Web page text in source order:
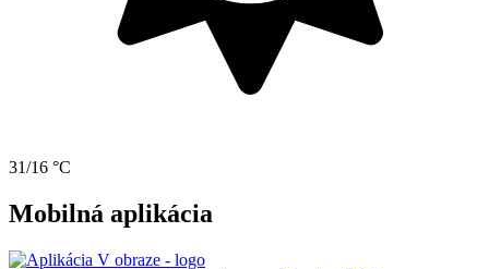
31/16 °C
Mobilná aplikácia